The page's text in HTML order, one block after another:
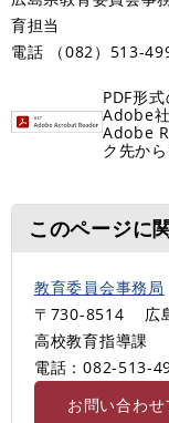
育担当
電話 （082）513-
PDF形
Adobe
Adobe
ク先か
このページに
教育委員会事務局
〒730-8514
広
高校教育指導課
電話：082-513-
お問い合わ